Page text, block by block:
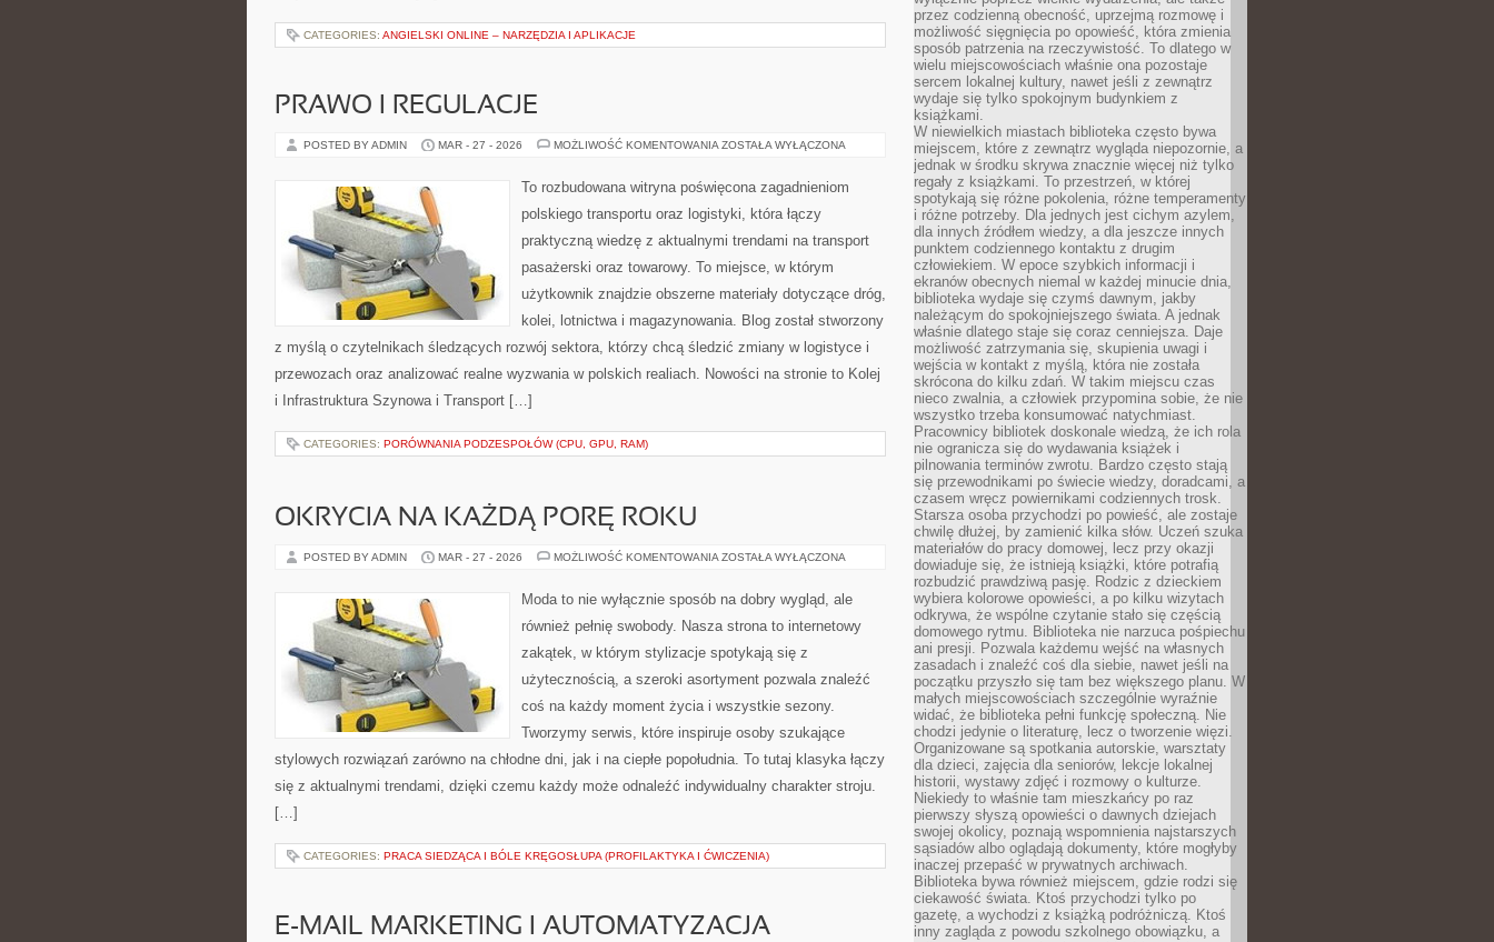
CATEGORIES: ANGIELSKI ONLINE – NARZĘDZIA I APLIKACJE
PRAWO I REGULACJE
POSTED BY ADMIN MAR - 27 - 2026 MOŻLIWOŚĆ KOMENTOWANIA PRAWO
ZOSTAŁA WYŁĄCZONA
To rozbudowana witryna poświęcona zagadnieniom
polskiego transportu oraz logistyki, która łączy
praktyczną wiedzę z aktualnymi trendami na transport
pasażerski oraz towarowy. To miejsce, w którym
użytkownik znajdzie obszerne materiały dotyczące dróg,
kolei, lotnictwa i magazynowania. Blog został stworzony
z myślą o czytelnikach śledzących rozwój sektora, którzy chcą śledzić zmiany w logistyce i
przewozach oraz analizować realne wyzwania w polskich realiach. Nowości na stronie to Kolej
i Infrastruktura Szynowa i Transport […]
CATEGORIES: PORÓWNANIA PODZESPOŁÓW (CPU, GPU, RAM)
OKRYCIA NA KAŻDĄ PORĘ ROKU
POSTED BY ADMIN MAR - 27 - 2026 MOŻLIWOŚĆ KOMENTOWANIA OKRYCIA
PORĘ
ROKU
ZOSTAŁA WYŁĄCZONA
Moda to nie wyłącznie sposób na dobry wygląd, ale
również pełnię swobody. Nasza strona to internetowy
zakątek, w którym stylizacje spotykają się z
użytecznością, a szeroki asortyment pozwala znaleźć
coś na każdy moment życia i wszystkie sezony.
Tworzymy serwis, które inspiruje osoby szukające
stylowych rozwiązań zarówno na chłodne dni, jak i na ciepłe popołudnia. To tutaj klasyka łączy
się z aktualnymi trendami, dzięki czemu każdy może odnaleźć indywidualny charakter stroju.
[…]
CATEGORIES: PRACA SIEDZĄCA I BÓLE KRĘGOSŁUPA (PROFILAKTYKA I ĆWICZENIA)
E-MAIL MARKETING I AUTOMATYZACJA
przez codzienną obecność, uprzejmą rozmowę i
możliwość sięgnięcia po opowieść, która zmienia
sposób patrzenia na rzeczywistość. To dlatego w
wielu miejscowościach właśnie ona pozostaje
sercem lokalnej kultury, nawet jeśli z zewnątrz
wydaje się tylko spokojnym budynkiem z
książkami.
W niewielkich miastach biblioteka często bywa
miejscem, które z zewnątrz wygląda niepozornie, a
jednak w środku skrywa znacznie więcej niż tylko
regały z książkami. To przestrzeń, w której
spotykają się różne pokolenia, różne temperamenty
i różne potrzeby. Dla jednych jest cichym azylem,
dla innych źródłem wiedzy, a dla jeszcze innych
punktem codziennego kontaktu z drugim
człowiekiem. W epoce szybkich informacji i
ekranów obecnych niemal w każdej minucie dnia,
biblioteka wydaje się czymś dawnym, jakby
należącym do spokojniejszego świata. A jednak
właśnie dlatego staje się coraz cenniejsza. Daje
możliwość zatrzymania się, skupienia uwagi i
wejścia w kontakt z myślą, która nie została
skrócona do kilku zdań. W takim miejscu czas
nieco zwalnia, a człowiek przypomina sobie, że nie
wszystko trzeba konsumować natychmiast.
Pracownicy bibliotek doskonale wiedzą, że ich rola
nie ogranicza się do wydawania książek i
pilnowania terminów zwrotu. Bardzo często stają
się przewodnikami po świecie wiedzy, doradcami, a
czasem wręcz powiernikami codziennych trosk.
Starsza osoba przychodzi po powieść, ale zostaje
chwilę dłużej, by zamienić kilka słów. Uczeń szuka
materiałów do pracy domowej, lecz przy okazji
dowiaduje się, że istnieją książki, które potrafią
rozbudzić prawdziwą pasję. Rodzic z dzieckiem
wybiera kolorowe opowieści, a po kilku wizytach
odkrywa, że wspólne czytanie stało się częścią
domowego rytmu. Biblioteka nie narzuca pośpiechu
ani presji. Pozwala każdemu wejść na własnych
zasadach i znaleźć coś dla siebie, nawet jeśli na
początku przyszło się tam bez większego planu. W
małych miejscowościach szczególnie wyraźnie
widać, że biblioteka pełni funkcję społeczną. Nie
chodzi jedynie o literaturę, lecz o tworzenie więzi.
Organizowane są spotkania autorskie, warsztaty
dla dzieci, zajęcia dla seniorów, lekcje lokalnej
historii, wystawy zdjęć i rozmowy o kulturze.
Niekiedy to właśnie tam mieszkańcy po raz
pierwszy słyszą opowieści o dawnych dziejach
swojej okolicy, poznają wspomnienia najstarszych
sąsiadów albo oglądają dokumenty, które mogłyby
inaczej przepaść w prywatnych archiwach.
Biblioteka bywa również miejscem, gdzie rodzi się
ciekawość świata. Ktoś przychodzi tylko po
gazetę, a wychodzi z książką podróżniczą. Ktoś
inny zagląda z powodu szkolnego obowiązku, a